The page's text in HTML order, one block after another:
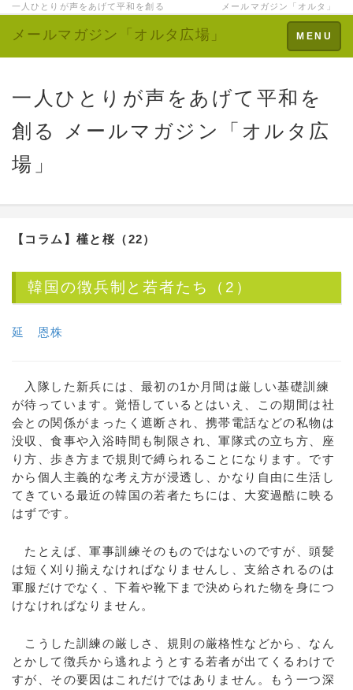
一人ひとりが声をあげて平和を創る メールマガジン「オルタ」
Toggle
navigation
MENU
メールマガジン「オルタ広場」
一人ひとりが声をあげて平和を
創る メールマガジン「オルタ広
場」
【コラム】槿と桜（22）
韓国の徴兵制と若者たち（2）
延 恩株
入隊した新兵には、最初の1か月間は厳しい基礎訓練
が待っています。覚悟しているとはいえ、この期間は社
会との関係がまったく遮断され、携帯電話などの私物は
没収、食事や入浴時間も制限され、軍隊式の立ち方、座
り方、歩き方まで規則で縛られることになります。です
から個人主義的な考え方が浸透し、かなり自由に生活し
てきている最近の韓国の若者たちには、大変過酷に映る
はずです。
たとえば、軍事訓練そのものではないのですが、頭髪
は短く刈り揃えなければなりませんし、支給されるのは
軍服だけでなく、下着や靴下まで決められた物を身につ
けなければなりません。
こうした訓練の厳しさ、規則の厳格性などから、なん
とかして徴兵から逃れようとする若者が出てくるわけで
すが、その要因はこれだけではありません。もう一つ深